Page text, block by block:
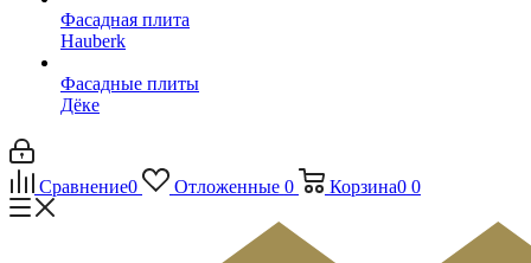
Фасадная плита
Hauberk
Фасадные плиты
Дёке
Сравнение0 Отложенные 0 Корзина0 0